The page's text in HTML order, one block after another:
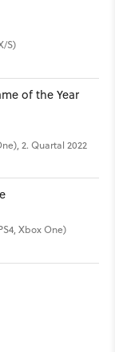
S)
of the Year
2. Quartal 2022
Xbox One)